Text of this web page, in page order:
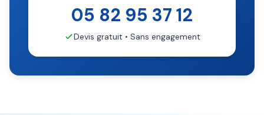
05 82 95 37 12
Devis gratuit • Sans engagement